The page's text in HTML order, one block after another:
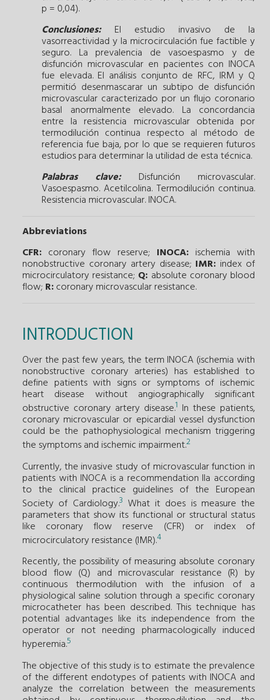
p = 0,04).
Conclusiones:El estudio invasivo de la
vasorreactividad y la microcirculación fue factible y
seguro. La prevalencia de vasoespasmo y de
disfunción microvascular en pacientes con INOCA
fue elevada. El análisis conjunto de RFC, IRM y Q
permitió desenmascarar un subtipo de disfunción
microvascular caracterizado por un flujo coronario
basal anormalmente elevado. La concordancia
entre la resistencia microvascular obtenida por
termodilución continua respecto al método de
referencia fue baja, por lo que se requieren futuros
estudios para determinar la utilidad de esta técnica.
Palabras clave:
Disfunción microvascular.
Vasoespasmo. Acetilcolina. Termodilución continua.
Resistencia microvascular.INOCA.
Abbreviations
CFR: coronary flow reserve; INOCA: ischemia with
nonobstructive coronary artery disease; IMR: index of
microcirculatory resistance; Q: absolute coronary blood
flow; R:coronary microvascular resistance.
INTRODUCTION
Over the past few years, the term INOCA (ischemia with
nonobstructive coronary arteries) has established to
define patients with signs or symptoms of ischemic
heart disease without angiographically significant
obstructive coronary artery disease.1 In these patients,
coronary microvascular or epicardial vessel dysfunction
could be the pathophysiological mechanism triggering
the symptoms and ischemic impairment.2
Currently, the invasive study of microvascular function in
patients with INOCA is a recommendation IIa according
to the clinical practice guidelines of the European
Society of Cardiology.3 What it does is measure the
parameters that show its functional or structural status
like coronary flow reserve (CFR) or index of
microcirculatory resistance (IMR).4
Recently, the possibility of measuring absolute coronary
blood flow (Q) and microvascular resistance (R) by
continuous thermodilution with the infusion of a
physiological saline solution through a specific coronary
microcatheter has been described. This technique has
potential advantages like its independence from the
operator or not needing pharmacologically induced
hyperemia.5
The objective of this study is to estimate the prevalence
of the different endotypes of patients with INOCA and
analyze the correlation between the measurements